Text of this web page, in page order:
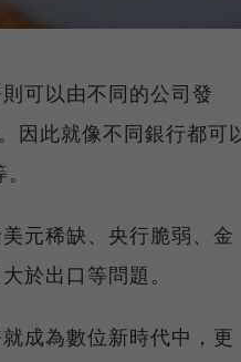
可以由不同的公司發
因此就像不同銀行都可
元稀缺、央行脆弱、金
於出口等問題。
成為數位新時代中，更